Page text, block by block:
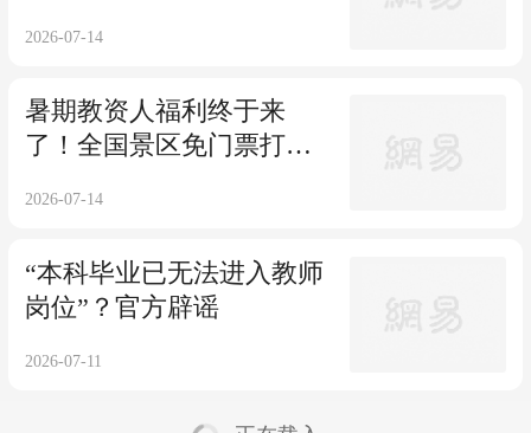
2026-07-14
暑期教资人福利终于来
了！全国景区免门票打卡
2026-07-14
“本科毕业已无法进入教师
岗位”？官方辟谣
2026-07-11